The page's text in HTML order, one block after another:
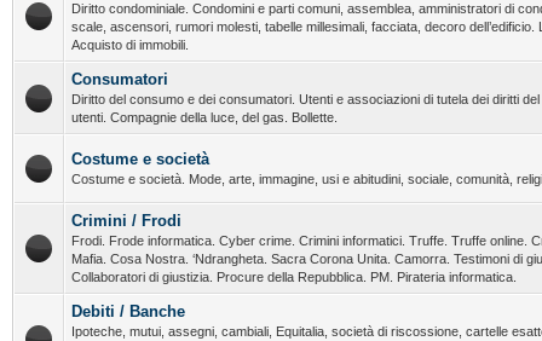
Diritto condominiale. Condomini e parti comuni, assemblea, amministratori di
scale, ascensori, rumori molesti, tabelle millesimali, facciata, decoro
Acquisto di immobili.
Consumatori
Diritto del consumo e dei consumatori. Utenti e associazioni di tutela dei diritti
utenti. Compagnie della luce, del gas. Bollette.
Costume e società
Costume e società. Mode, arte, immagine, usi e abitudini, sociale, comunità,
Crimini / Frodi
Frodi. Frode informatica. Cyber crime. Crimini informatici. Truffe. Truffe online.
Mafia. Cosa Nostra. ‘Ndrangheta. Sacra Corona Unita. Camorra. Testimoni di
Collaboratori di giustizia. Procure della Repubblica. PM. Pirateria informatica.
Debiti / Banche
Ipoteche, mutui, assegni, cambiali, Equitalia, società di riscossione, cartelle